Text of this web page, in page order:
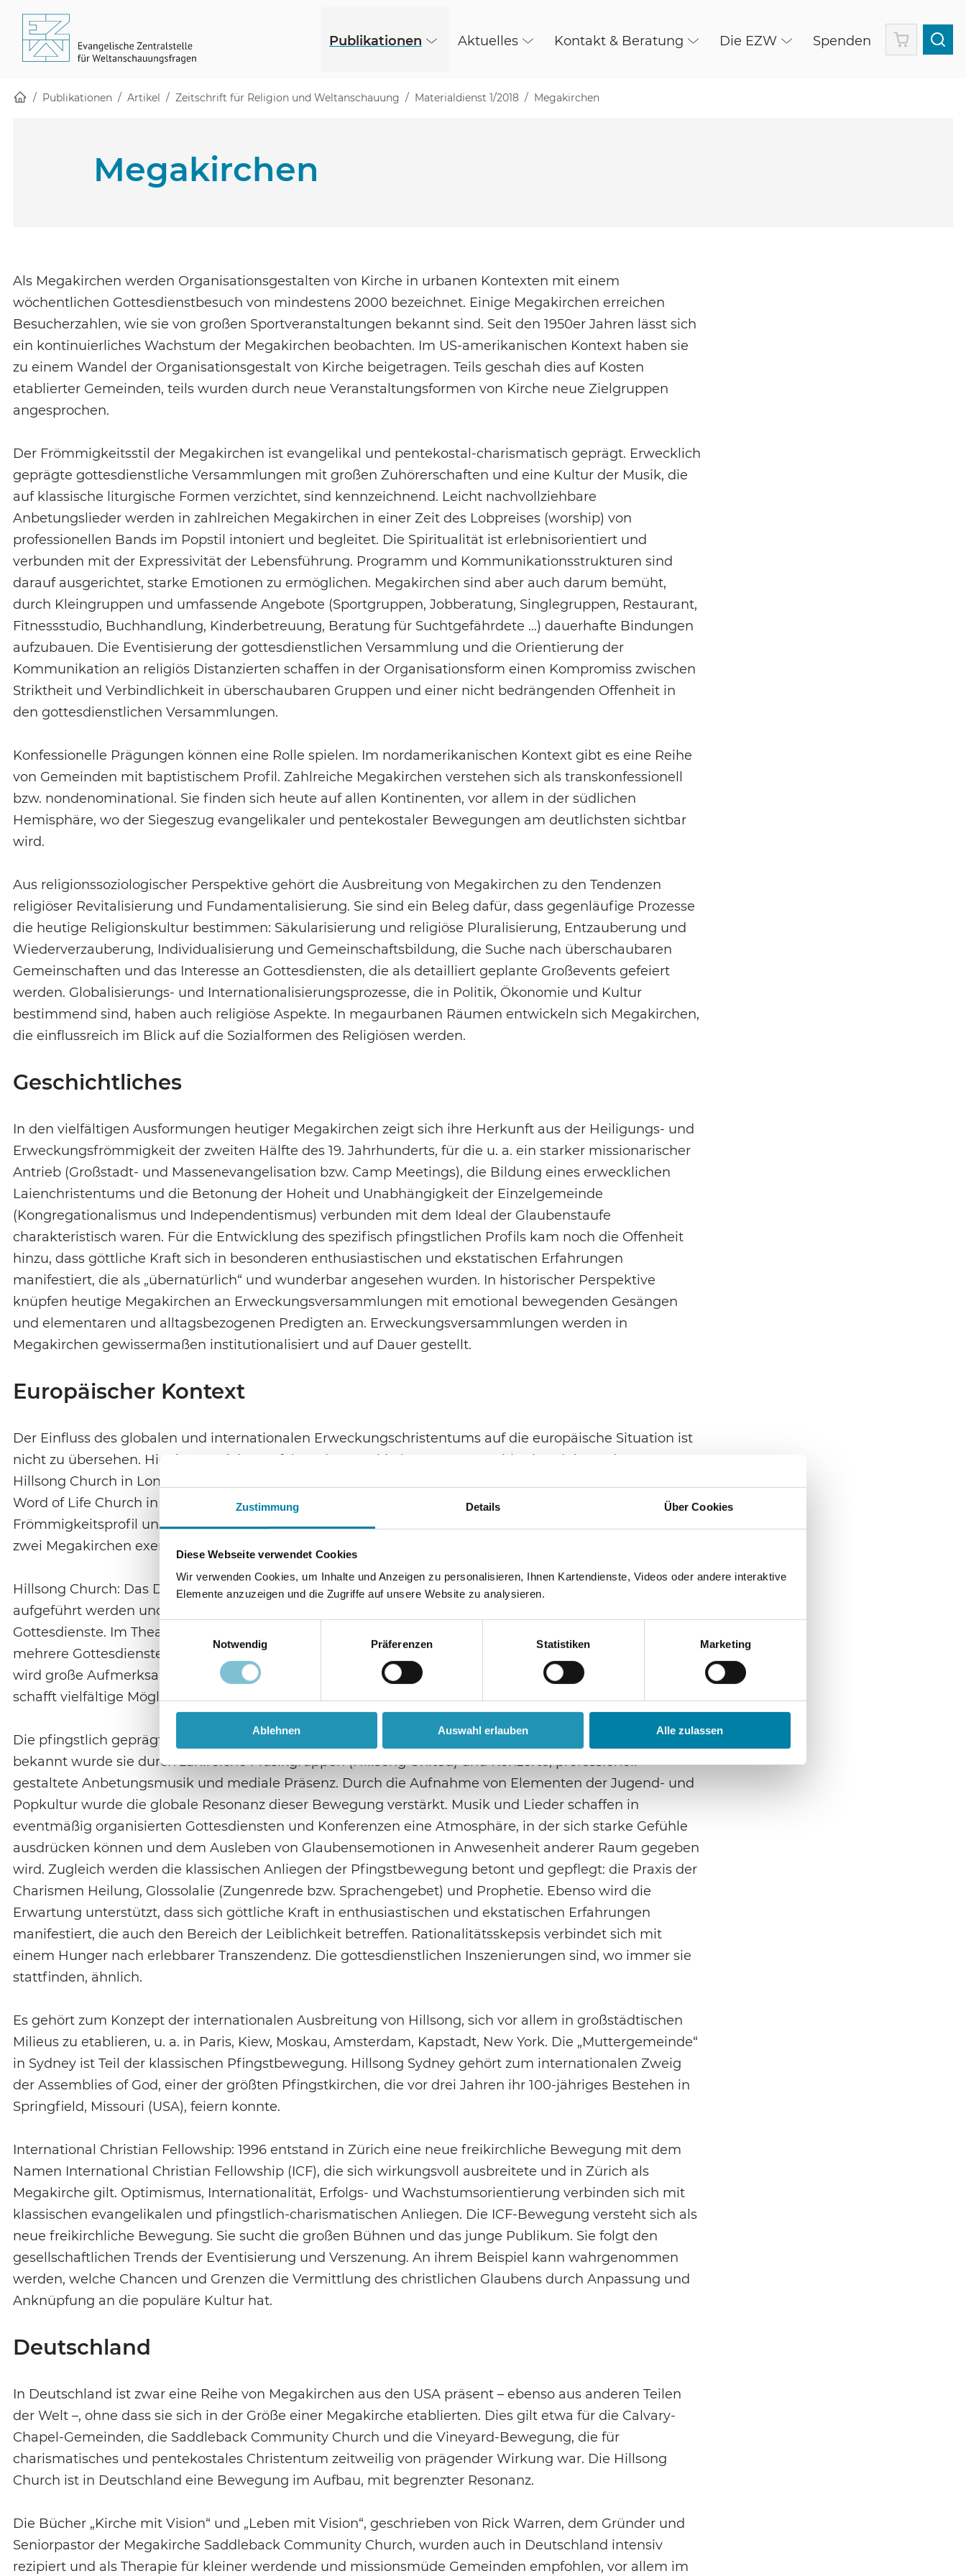
Zustimmung Details Über Cookies
Diese Webseite verwendet Cookies
Wir verwenden Cookies, um Inhalte und Anzeigen zu personalisieren, Ihnen Kartendienste, Videos oder andere interaktive
Elemente anzuzeigen und die Zugriffe auf unsere Website zu analysieren.
Einwilligungsauswahl
Notwendig
Präferenzen Statistiken Marketing
Ablehnen Auswahl erlauben Alle zulassen
Skip to main content
Publikationen
Aktuelles Kontakt & Beratung Die EZW Spenden Warenkorb
Publikationen Artikel Zeitschrift für Religion und Weltanschauung Materialdienst 1/2018 Megakirchen
Megakirchen
Als Megakirchen werden Organisationsgestalten von Kirche in urbanen Kontexten mit einem
wöchentlichen Gottesdienstbesuch von mindestens 2000 bezeichnet. Einige Megakirchen erreichen
Besucherzahlen, wie sie von großen Sportveranstaltungen bekannt sind. Seit den 1950er Jahren lässt sich
ein kontinuierliches Wachstum der Megakirchen beobachten. Im US-amerikanischen Kontext haben sie
zu einem Wandel der Organisationsgestalt von Kirche beigetragen. Teils geschah dies auf Kosten
etablierter Gemeinden, teils wurden durch neue Veranstaltungsformen von Kirche neue Zielgruppen
angesprochen.
Der Frömmigkeitsstil der Megakirchen ist evangelikal und pentekostal-charismatisch geprägt. Erwecklich
geprägte gottesdienstliche Versammlungen mit großen Zuhörerschaften und eine Kultur der Musik, die
auf klassische liturgische Formen verzichtet, sind kennzeichnend. Leicht nachvollziehbare
Anbetungslieder werden in zahlreichen Megakirchen in einer Zeit des Lobpreises (worship) von
professionellen Bands im Popstil intoniert und begleitet. Die Spiritualität ist erlebnisorientiert und
verbunden mit der Expressivität der Lebensführung. Programm und Kommunikationsstrukturen sind
darauf ausgerichtet, starke Emotionen zu ermöglichen. Megakirchen sind aber auch darum bemüht,
durch Kleingruppen und umfassende Angebote (Sportgruppen, Jobberatung, Singlegruppen, Restaurant,
Fitnessstudio, Buchhandlung, Kinderbetreuung, Beratung für Suchtgefährdete …) dauerhafte Bindungen
aufzubauen. Die Eventisierung der gottesdienstlichen Versammlung und die Orientierung der
Kommunikation an religiös Distanzierten schaffen in der Organisationsform einen Kompromiss zwischen
Striktheit und Verbindlichkeit in überschaubaren Gruppen und einer nicht bedrängenden Offenheit in
den gottesdienstlichen Versammlungen.
Konfessionelle Prägungen können eine Rolle spielen. Im nordamerikanischen Kontext gibt es eine Reihe
von Gemeinden mit baptistischem Profil. Zahlreiche Megakirchen verstehen sich als transkonfessionell
bzw. nondenominational. Sie finden sich heute auf allen Kontinenten, vor allem in der südlichen
Hemisphäre, wo der Siegeszug evangelikaler und pentekostaler Bewegungen am deutlichsten sichtbar
wird.
Aus religionssoziologischer Perspektive gehört die Ausbreitung von Megakirchen zu den Tendenzen
religiöser Revitalisierung und Fundamentalisierung. Sie sind ein Beleg dafür, dass gegenläufige Prozesse
die heutige Religionskultur bestimmen: Säkularisierung und religiöse Pluralisierung, Entzauberung und
Wiederverzauberung, Individualisierung und Gemeinschaftsbildung, die Suche nach überschaubaren
Gemeinschaften und das Interesse an Gottesdiensten, die als detailliert geplante Großevents gefeiert
werden. Globalisierungs- und Internationalisierungsprozesse, die in Politik, Ökonomie und Kultur
bestimmend sind, haben auch religiöse Aspekte. In megaurbanen Räumen entwickeln sich Megakirchen,
die einflussreich im Blick auf die Sozialformen des Religiösen werden.
Geschichtliches
In den vielfältigen Ausformungen heutiger Megakirchen zeigt sich ihre Herkunft aus der Heiligungs- und
Erweckungsfrömmigkeit der zweiten Hälfte des 19. Jahrhunderts, für die u. a. ein starker missionarischer
Antrieb (Großstadt- und Massenevangelisation bzw. Camp Meetings), die Bildung eines erwecklichen
Laienchristentums und die Betonung der Hoheit und Unabhängigkeit der Einzelgemeinde
(Kongregationalismus und Independentismus) verbunden mit dem Ideal der Glaubenstaufe
charakteristisch waren. Für die Entwicklung des spezifisch pfingstlichen Profils kam noch die Offenheit
hinzu, dass göttliche Kraft sich in besonderen enthusiastischen und ekstatischen Erfahrungen
manifestiert, die als „übernatürlich“ und wunderbar angesehen wurden. In historischer Perspektive
knüpfen heutige Megakirchen an Erweckungsversammlungen mit emotional bewegenden Gesängen
und elementaren und alltagsbezogenen Predigten an. Erweckungsversammlungen werden in
Megakirchen gewissermaßen institutionalisiert und auf Dauer gestellt.
Europäischer Kontext
Der Einfluss des globalen und internationalen Erweckungschristentums auf die europäische Situation ist
nicht zu übersehen. Hier lassen sich u. a. folgende Megakirchen nennen: Faith Church in Budapest,
Hillsong Church in London, dort ebenso Kensington Temple und Kingsway International Christian Center,
Word of Life Church in Kiew, International Christian Fellowship in Zürich, Gospel Forum in Stuttgart. Im
Frömmigkeitsprofil und in der Organisationsstruktur gibt es große Unterschiede. Im Folgenden soll auf
zwei Megakirchen exemplarisch eingegangen werden: Hillsong und International Christian Fellowship.
Hillsong Church: Das Dominion Theatre in der City von London ist nicht nur ein Ort, an dem Musicals
aufgeführt werden und Wohltätigkeitsveranstaltungen stattfinden, sondern auch christliche
Gottesdienste. Im Theater finden gut 2000 Menschen Platz. Sonntags veranstaltet Hillsong London hier
mehrere Gottesdienste. Der Begrüßungskultur der multikulturell geprägten Gottesdienstgemeinschaft
wird große Aufmerksamkeit gewidmet. Die Video-, Sound- und Lichttechnik in verdunkelten Räumen
schafft vielfältige Möglichkeiten, Stimmungen und Effekte hervorzurufen.
Die pfingstlich geprägte Hillsong-Kirche wurde 1983 in Sydney gegründet. Im internationalen Kontext
bekannt wurde sie durch zahlreiche Musikgruppen (Hillsong United) und Konzerte, professionell
gestaltete Anbetungsmusik und mediale Präsenz. Durch die Aufnahme von Elementen der Jugend- und
Popkultur wurde die globale Resonanz dieser Bewegung verstärkt. Musik und Lieder schaffen in
eventmäßig organisierten Gottesdiensten und Konferenzen eine Atmosphäre, in der sich starke Gefühle
ausdrücken können und dem Ausleben von Glaubensemotionen in Anwesenheit anderer Raum gegeben
wird. Zugleich werden die klassischen Anliegen der Pfingstbewegung betont und gepflegt: die Praxis der
Charismen Heilung, Glossolalie (Zungenrede bzw. Sprachengebet) und Prophetie. Ebenso wird die
Erwartung unterstützt, dass sich göttliche Kraft in enthusiastischen und ekstatischen Erfahrungen
manifestiert, die auch den Bereich der Leiblichkeit betreffen. Rationalitätsskepsis verbindet sich mit
einem Hunger nach erlebbarer Transzendenz. Die gottesdienstlichen Inszenierungen sind, wo immer sie
stattfinden, ähnlich.
Es gehört zum Konzept der internationalen Ausbreitung von Hillsong, sich vor allem in großstädtischen
Milieus zu etablieren, u. a. in Paris, Kiew, Moskau, Amsterdam, Kapstadt, New York. Die „Muttergemeinde“
in Sydney ist Teil der klassischen Pfingstbewegung. Hillsong Sydney gehört zum internationalen Zweig
der Assemblies of God, einer der größten Pfingstkirchen, die vor drei Jahren ihr 100-jähriges Bestehen in
Springfield, Missouri (USA), feiern konnte.
International Christian Fellowship: 1996 entstand in Zürich eine neue freikirchliche Bewegung mit dem
Namen International Christian Fellowship (ICF), die sich wirkungsvoll ausbreitete und in Zürich als
Megakirche gilt. Optimismus, Internationalität, Erfolgs- und Wachstumsorientierung verbinden sich mit
klassischen evangelikalen und pfingstlich-charismatischen Anliegen. Die ICF-Bewegung versteht sich als
neue freikirchliche Bewegung. Sie sucht die großen Bühnen und das junge Publikum. Sie folgt den
gesellschaftlichen Trends der Eventisierung und Verszenung. An ihrem Beispiel kann wahrgenommen
werden, welche Chancen und Grenzen die Vermittlung des christlichen Glaubens durch Anpassung und
Anknüpfung an die populäre Kultur hat.
Deutschland
In Deutschland ist zwar eine Reihe von Megakirchen aus den USA präsent – ebenso aus anderen Teilen
der Welt –, ohne dass sie sich in der Größe einer Megakirche etablierten. Dies gilt etwa für die Calvary-
Chapel-Gemeinden, die Saddleback Community Church und die Vineyard-Bewegung, die für
charismatisches und pentekostales Christentum zeitweilig von prägender Wirkung war. Die Hillsong
Church ist in Deutschland eine Bewegung im Aufbau, mit begrenzter Resonanz.
Die Bücher „Kirche mit Vision“ und „Leben mit Vision“, geschrieben von Rick Warren, dem Gründer und
Seniorpastor der Megakirche Saddleback Community Church, wurden auch in Deutschland intensiv
rezipiert und als Therapie für kleiner werdende und missionsmüde Gemeinden empfohlen, vor allem im
(öffnet in einem neuen Fenster)